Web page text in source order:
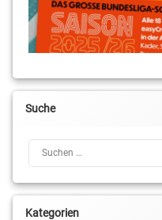
Suche
Kategorien